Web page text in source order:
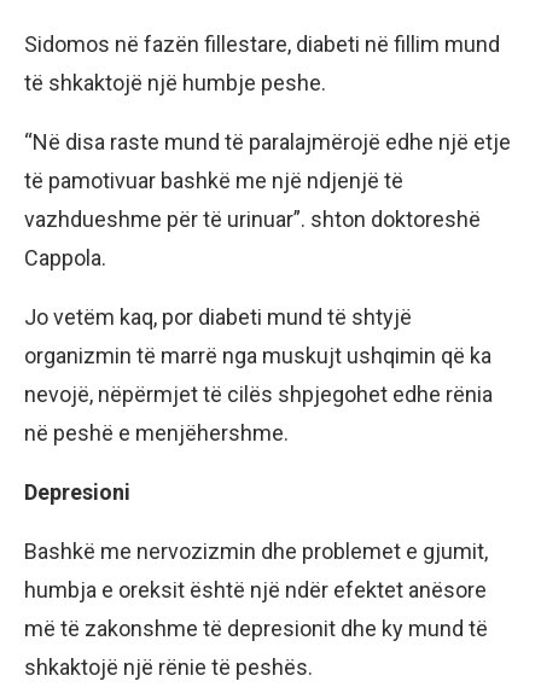
Sidomos nё fazёn fillestare, diabeti nё fillim mund
tё shkaktojё njё humbje peshe.
“Nё disa raste mund tё paralajmёrojё edhe njё etje
tё pamotivuar bashkё me njё ndjenjё tё
vazhdueshme pёr tё urinuar”. shton doktoreshё
Cappola.
Jo vetёm kaq, por diabeti mund tё shtyjё
organizmin tё marrё nga muskujt ushqimin qё ka
nevojё, nёpёrmjet tё cilёs shpjegohet edhe rёnia
nё peshё e menjёhershme.
Depresioni
Bashkё me nervozizmin dhe problemet e gjumit,
humbja e oreksit ёshtё njё ndёr efektet anёsore
mё tё zakonshme tё depresionit dhe ky mund tё
shkaktojё njё rёnie tё peshёs.